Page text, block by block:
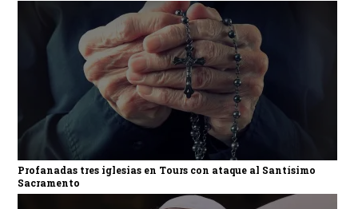
Profanadas tres iglesias en Tours con ataque al Santísimo
Sacramento